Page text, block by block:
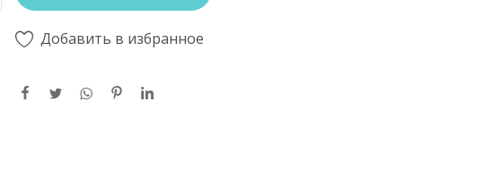
Добавить в избранное